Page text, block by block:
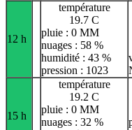
12 h
température
19.7 C
pluie : 0 MM
nuages : 58 %
humidité : 43 %
pression : 1023
15 h
température
19.2 C
pluie : 0 MM
nuages : 32 %